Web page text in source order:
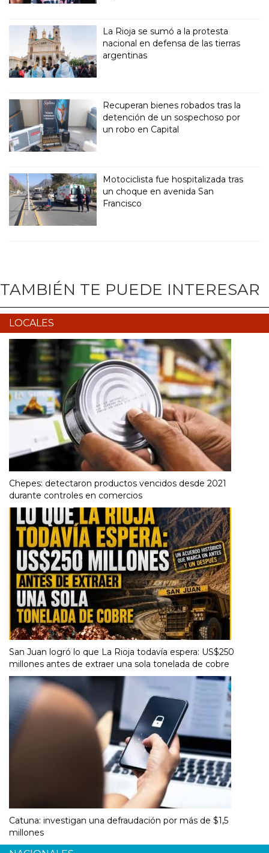
La Rioja se sumó a la protesta
nacional en defensa de las tierras
argentinas
Recuperan bienes robados tras la
detención de un sospechoso por
un robo en Capital
Motociclista fue hospitalizada tras
un choque en avenida San
Francisco
TAMBIÉN TE PUEDE INTERESAR
LOCALES
Chepes: detectaron productos vencidos desde 2021
durante controles en comercios
San Juan logró lo que La Rioja todavía espera: US$250
millones antes de extraer una sola tonelada de cobre
Catuna: investigan una defraudación por más de $1,5
millones